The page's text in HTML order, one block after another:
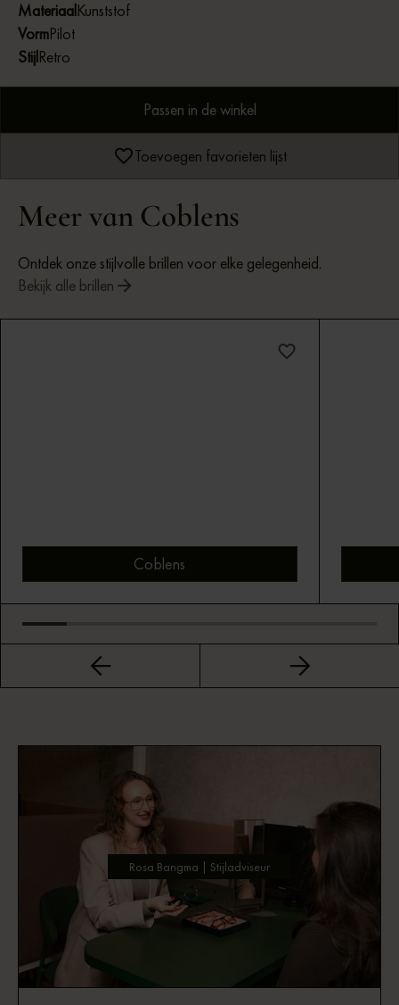
MateriaalKunststof
VormPilot
StijlRetro
Passen in de winkel
Toevoegen favorieten lijst
Meer van Coblens
Ontdek onze stijlvolle brillen voor elke gelegenheid.
Bekijk alle brillen
Coblens
Bekijk montuur
Rosa Bangma | Stijladviseur